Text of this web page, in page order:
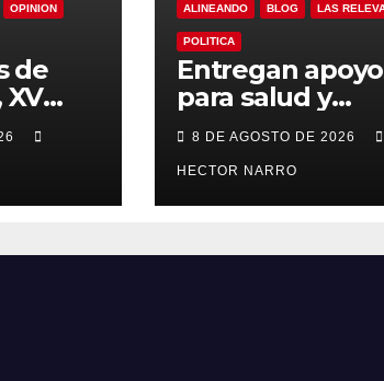
OPINION
de
XV
de
ALINEANDO BLOG LAS
POLITICA
Entregan
para salud y
necesidades del
hogar a familias
Cabo San Lucas
8 DE AGOSTO DE 2026
HECTOR NARRO